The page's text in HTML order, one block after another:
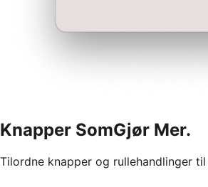
Knapper SomGjør Mer.
Tilordne knapper og rullehandlinger